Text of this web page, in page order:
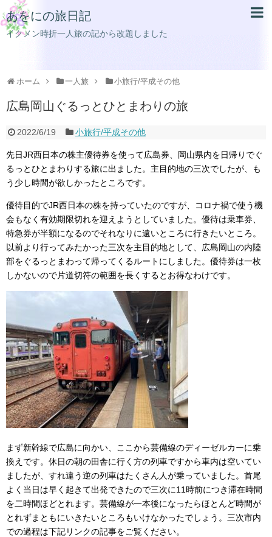
あをにの旅日記
イクメン時折一人旅の記から改題しました
ホーム 一人旅 小旅行/平成その他
広島岡山ぐるっとひとまわりの旅
2022/6/19 小旅行/平成その他
先日JR西日本の株主優待券を使って広島券、岡山県内を日帰りでぐ
るっとひとまわりする旅に出ました。主目的地の三次でしたが、も
う少し時間が欲しかったところです。
優待目的でJR西日本の株を持っていたのですが、コロナ禍で使う機
会もなく有効期限切れを迎えようとしていました。優待は乗車券、
特急券が半額になるのでそれなりに遠いところに行きたいところ。
以前より行ってみたかった三次を主目的地として、広島岡山の内陸
部をぐるっとまわって帰ってくるルートにしました。優待券は一枚
しかないので片道切符の範囲を長くするとお得なわけです。
まず新幹線で広島に向かい、ここから芸備線のディーゼルカーに乗
換えです。休日の朝の田舎に行く方の列車ですから車内は空いてい
ましたが、すれ違う逆の列車はたくさん人が乗っていました。首尾
よく当日は早く起きて出発できたので三次に11時前につき滞在時間
を二時間ほどとれます。芸備線が一本後になったらほとんど時間が
とれずまともにいきたいところもいけなかったでしょう。三次市内
での過程は下記リンクの記事をご覧ください。